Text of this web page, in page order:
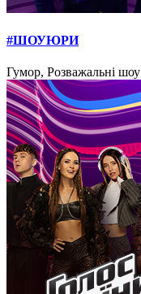
#ШОУЮРИ
Гумор, Розважальні шоу